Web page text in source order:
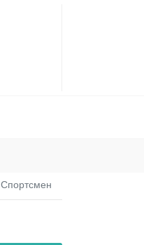
Спортсмен